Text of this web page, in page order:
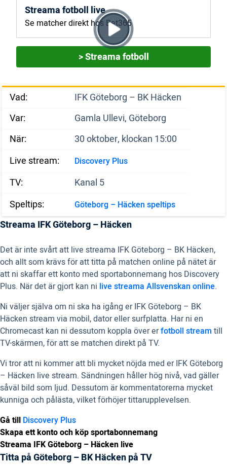
Streama fotboll live
Se matcher direkt hos Bet365
> Streama fotboll
Vad:
IFK Göteborg – BK Häcken
Var:
Gamla Ullevi, Göteborg
När:
30 oktober, klockan 15:00
Live stream:
Discovery Plus
TV:
Kanal 5
Speltips:
Göteborg – Häcken speltips
Streama IFK Göteborg – Häcken
Det är inte svårt att live streama IFK Göteborg – BK Häcken,
och allt som krävs för att titta på matchen online på nätet är
att ni skaffar ett konto med sportabonnemang hos Discovery
Plus. När det är gjort kan ni live streama Allsvenskan online.
Ni väljer själva om ni ska ha igång er IFK Göteborg – BK
Häcken stream via mobil, dator eller surfplatta. Har ni en
Chromecast kan ni dessutom koppla över erfotboll stream till
TV-skärmen, för att se matchen direkt på TV.
Vi tror att ni kommer att bli mycket nöjda med er IFK Göteborg
– Häcken live stream. Sändningen håller hög nivå, vad gäller
såväl bild som ljud. Dessutom är kommentatorerna mycket
kunniga och pålästa, vilket förhöjer tittarupplevelsen.
Gå till Discovery Plus
Skapa ett konto och köp sportabonnemang
Streama IFK Göteborg – Häcken live
Titta på Göteborg – BK Häcken på TV